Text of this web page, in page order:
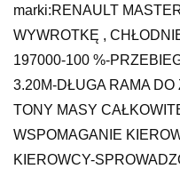
marki:RENAULT
WYWROTKĘ ,
197000-100 %-
3.20M-DŁUGA RAMA
TONY MASY
WSPOMAGANIE
KIEROWCY-